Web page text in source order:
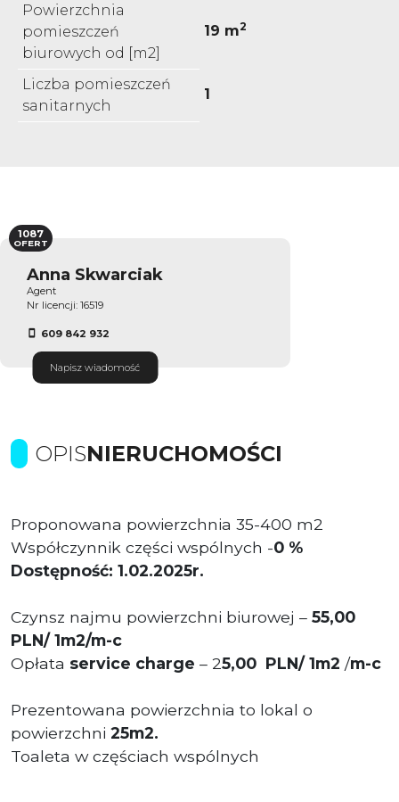
Powierzchnia
pomieszczeń
biurowych od [m2]
19 m2
Liczba pomieszczeń
sanitarnych
1
Anna Skwarciak
Agent
Nr licencji: 16519
609 842 932
Napisz wiadomość
1087
OFERT
OPISNIERUCHOMOŚCI
Proponowana powierzchnia 35-400 m2
Współczynnik części wspólnych -0 %
Dostępność: 1.02.2025r.
Czynsz najmu powierzchni biurowej – 55,00
PLN/ 1m2/m-c
Opłata service charge – 25,00 PLN/ 1m2 /m-c
Prezentowana powierzchnia to lokal o
powierzchni 25m2.
Toaleta w częściach wspólnych